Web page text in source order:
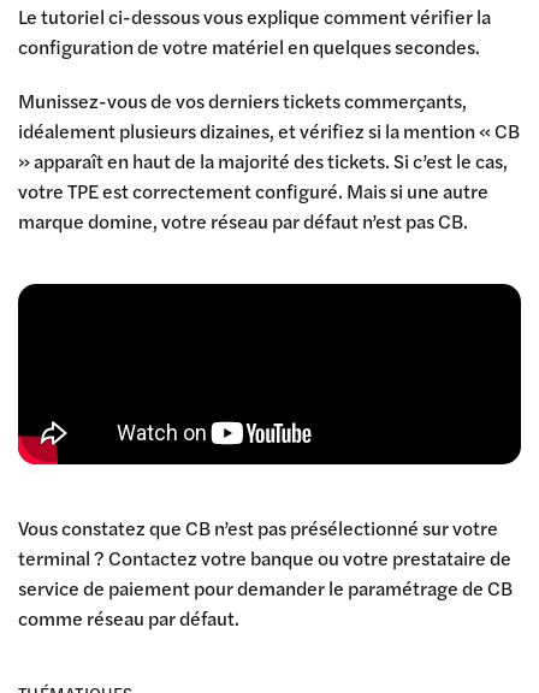
Le tutoriel ci-dessous vous explique comment vérifier la
configuration de votre matériel en quelques secondes.
Munissez-vous de vos derniers tickets commerçants,
idéalement plusieurs dizaines, et vérifiez si la mention « CB
» apparaît en haut de la majorité des tickets. Si c’est le cas,
votre TPE est correctement configuré. Mais si une autre
marque domine, votre réseau par défaut n’est pas CB.
Vous constatez que CB n’est pas présélectionné sur votre
terminal ? Contactez votre banque ou votre prestataire de
service de paiement pour demander le paramétrage de CB
comme réseau par défaut.